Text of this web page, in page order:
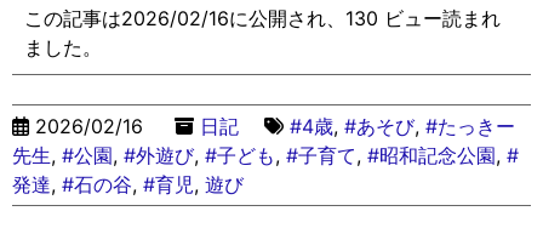
この記事は2026/02/16に公開され、130 ビュー読まれ
ました。
2026/02/16 日記 #4歳, #あそび, #たっきー
先生, #公園, #外遊び, #子ども, #子育て, #昭和記念公園, #
発達, #石の谷, #育児, 遊び